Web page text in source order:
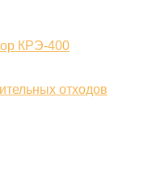
КРЭ-400
отходов